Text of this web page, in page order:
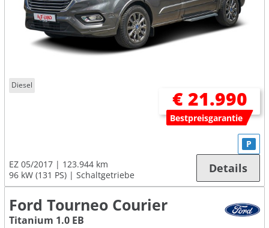
Diesel
€ 21.990
Bestpreisgarantie
EZ 05/2017
123.944 km
96 kW (131 PS)
Schaltgetriebe
P
Details
Ford Tourneo Courier
Titanium 1.0 EB